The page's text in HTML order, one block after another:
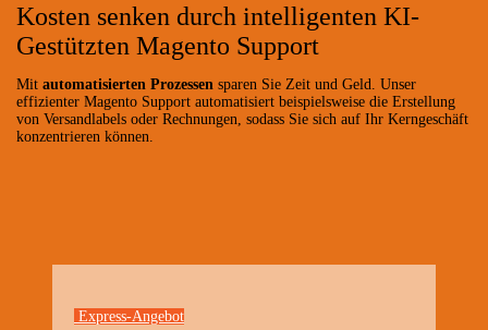
Kosten senken durch intelligenten KI-
Gestützten Magento Support
Mit automatisierten Prozessen sparen Sie Zeit und Geld. Unser
effizienter Magento Support automatisiert beispielsweise die Erstellung
von Versandlabels oder Rechnungen, sodass Sie sich auf Ihr Kerngeschäft
konzentrieren können.
Express-Angebot